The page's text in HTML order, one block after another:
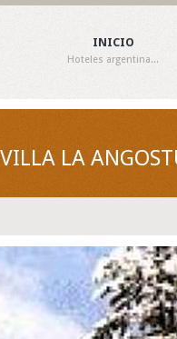
INICIO
Hoteles argentina...
LA